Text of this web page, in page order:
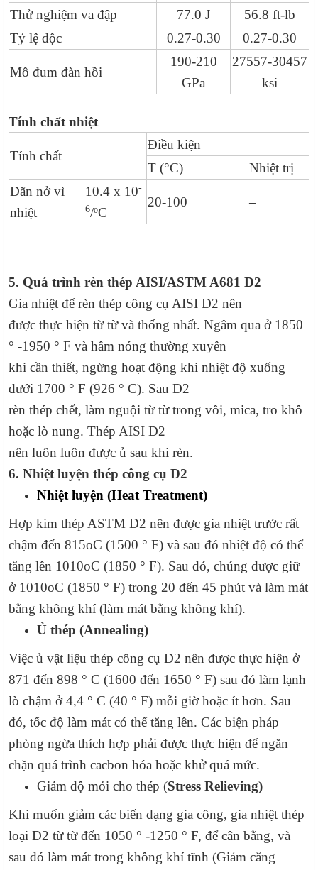
Thử nghiệm va đập
77.0 J
56.8 ft-lb
Tỷ lệ độc
0.27-0.30 0.27-0.30
Mô đum đàn hồi
190-210
GPa
27557-30457
ksi
Tính chất nhiệt
Tính chất
Điều kiện
T (°C)
Nhiệt trị
Dãn nở vì
nhiệt
10.4 x 10-
6/ºC
20-100 –
5. Quá trình rèn thép AISI/ASTM A681 D2
Gia nhiệt để rèn thép công cụ AISI D2 nên
được thực hiện từ từ và thống nhất. Ngâm qua ở 1850
° -1950 ° F và hâm nóng thường xuyên
khi cần thiết, ngừng hoạt động khi nhiệt độ xuống
dưới 1700 ° F (926 ° C). Sau D2
rèn thép chết, làm nguội từ từ trong vôi, mica, tro khô
hoặc lò nung. Thép AISI D2
nên luôn luôn được ủ sau khi rèn.
6. Nhiệt luyện thép công cụ D2
Nhiệt luyện (Heat Treatment)
Hợp kim thép ASTM D2 nên được gia nhiệt trước rất
chậm đến 815oC (1500 ° F) và sau đó nhiệt độ có thể
tăng lên 1010oC (1850 ° F). Sau đó, chúng được giữ
ở 1010oC (1850 ° F) trong 20 đến 45 phút và làm mát
bằng không khí (làm mát bằng không khí).
Ủ thép (Annealing)
Việc ủ vật liệu thép công cụ D2 nên được thực hiện ở
871 đến 898 ° C (1600 đến 1650 ° F) sau đó làm lạnh
lò chậm ở 4,4 ° C (40 ° F) mỗi giờ hoặc ít hơn. Sau
đó, tốc độ làm mát có thể tăng lên. Các biện pháp
phòng ngừa thích hợp phải được thực hiện để ngăn
chặn quá trình cacbon hóa hoặc khử quá mức.
Giảm độ mỏi cho thép (Stress Relieving)
Khi muốn giảm các biến dạng gia công, gia nhiệt thép
loại D2 từ từ đến 1050 ° -1250 ° F, để cân bằng, và
sau đó làm mát trong không khí tĩnh (Giảm căng